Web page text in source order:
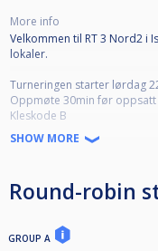
More info
Velkommen til RT 3 Nord2 i
lokaler.
Turneringen starter lørdag
Oppmøte 30min før oppsatt
Kleskode B
Det blir kiosksalg av drikke
SHOW MORE
Round-robin
GROUP A